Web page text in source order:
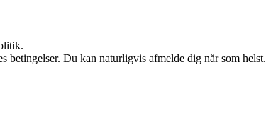
betingelser. Du kan naturligvis afmelde dig når som helst.